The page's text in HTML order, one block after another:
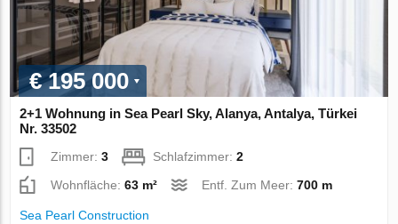
€ 195 000
2+1 Wohnung in Sea Pearl Sky, Alanya, Antalya, Türkei
Nr. 33502
Zimmer:3 Schlafzimmer:2
Wohnfläche:63 m² Entf. Zum Meer:700 m
Sea Pearl Construction